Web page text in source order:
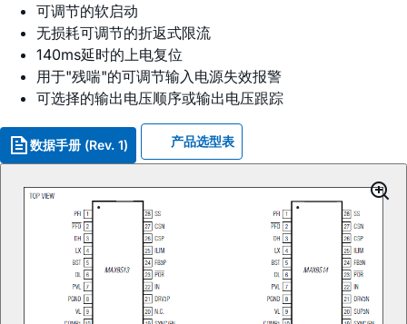
可调节的软启动
无损耗可调节的折返式限流
140ms延时的上电复位
用于"残喘"的可调节输入电源失效报警
可选择的输出电压顺序或输出电压跟踪
数据手册 (Rev. 1) 产品选型表